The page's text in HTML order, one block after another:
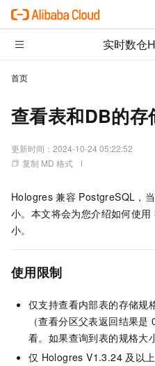
实时数仓
首页
查看表和DB的存
更新时间： 2024-10-24 05:22:52
复制 MD 格式
Hologres 兼容 PostgreSQL，
小。本文将会为您介绍如何使用
小。
使用限制
仅支持查看内部表的存储规
（查看分区父表返回结果是
看。如果查询到表的规格大
仅 Hologres V1.3.24 及以